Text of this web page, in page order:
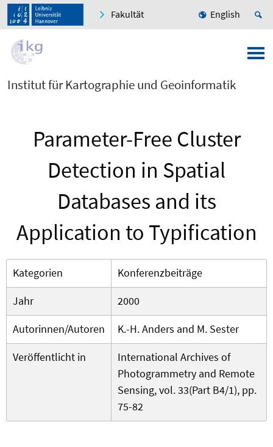
Fakultät English
Institut für Kartographie und Geoinformatik
Parameter-Free Cluster
Detection in Spatial
Databases and its
Application to Typification
Kategorien
Konferenzbeiträge
Jahr
2000
Autorinnen/Autoren
K.-H. Anders and M. Sester
Veröffentlicht in
International Archives of
Photogrammetry and Remote
Sensing, vol. 33(Part B4/1), pp.
75-82